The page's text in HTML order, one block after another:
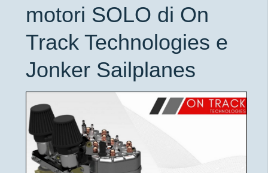
motori SOLO di On
Track Technologies e
Jonker Sailplanes